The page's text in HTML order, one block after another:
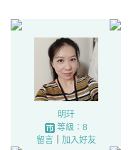
明玕
等級：8
留言｜ 加入好友